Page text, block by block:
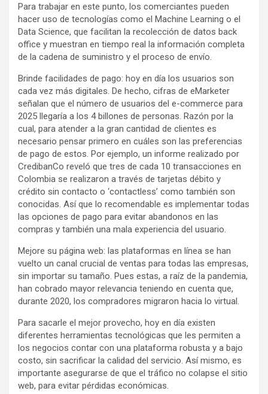
Para trabajar en este punto, los comerciantes pueden
hacer uso de tecnologías como el Machine Learning o el
Data Science, que facilitan la recolección de datos back
office y muestran en tiempo real la información completa
de la cadena de suministro y el proceso de envío.
Brinde facilidades de pago: hoy en día los usuarios son
cada vez más digitales. De hecho, cifras de eMarketer
señalan que el número de usuarios del e-commerce para
2025 llegaría a los 4 billones de personas. Razón por la
cual, para atender a la gran cantidad de clientes es
necesario pensar primero en cuáles son las preferencias
de pago de estos. Por ejemplo, un informe realizado por
CredibanCo reveló que tres de cada 10 transacciones en
Colombia se realizaron a través de tarjetas débito y
crédito sin contacto o ‘contactless’ como también son
conocidas. Así que lo recomendable es implementar todas
las opciones de pago para evitar abandonos en las
compras y también una mala experiencia del usuario.
Mejore su página web: las plataformas en línea se han
vuelto un canal crucial de ventas para todas las empresas,
sin importar su tamaño. Pues estas, a raíz de la pandemia,
han cobrado mayor relevancia teniendo en cuenta que,
durante 2020, los compradores migraron hacia lo virtual.
Para sacarle el mejor provecho, hoy en día existen
diferentes herramientas tecnológicas que les permiten a
los negocios contar con una plataforma robusta y a bajo
costo, sin sacrificar la calidad del servicio. Así mismo, es
importante asegurarse de que el tráfico no colapse el sitio
web, para evitar pérdidas económicas.